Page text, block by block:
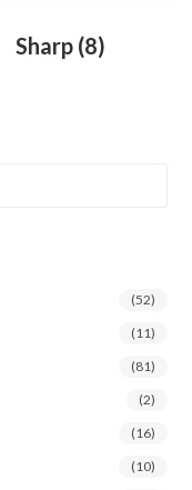
Sharp (8)
(52)
(11)
(81)
(2)
(16)
(10)